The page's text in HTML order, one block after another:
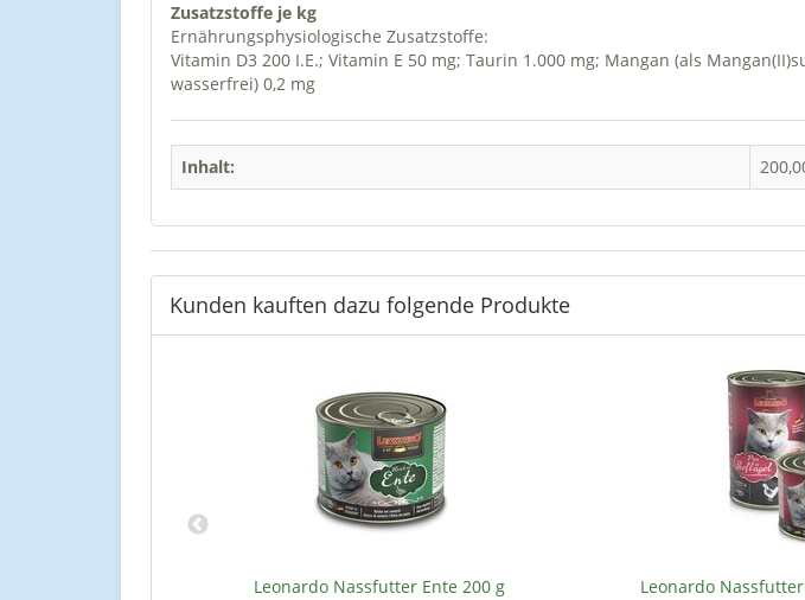
Zusatzstoffe je kg
Ernährungsphysiologische Zusatzstoffe:
Vitamin D3 200 I.E.; Vitamin E 50 mg; Taurin 1.000 mg; Mangan (als
wasserfrei) 0,2 mg
Inhalt:
Kunden kauften dazu folgende Produkte
Leonardo Nassfutter Ente 200 g Leonardo